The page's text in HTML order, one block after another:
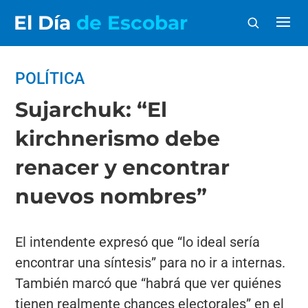
El Día de Escobar
POLÍTICA
Sujarchuk: “El
kirchnerismo debe
renacer y encontrar
nuevos nombres”
El intendente expresó que “lo ideal sería
encontrar una síntesis” para no ir a internas.
También marcó que “habrá que ver quiénes
tienen realmente chances electorales” en el